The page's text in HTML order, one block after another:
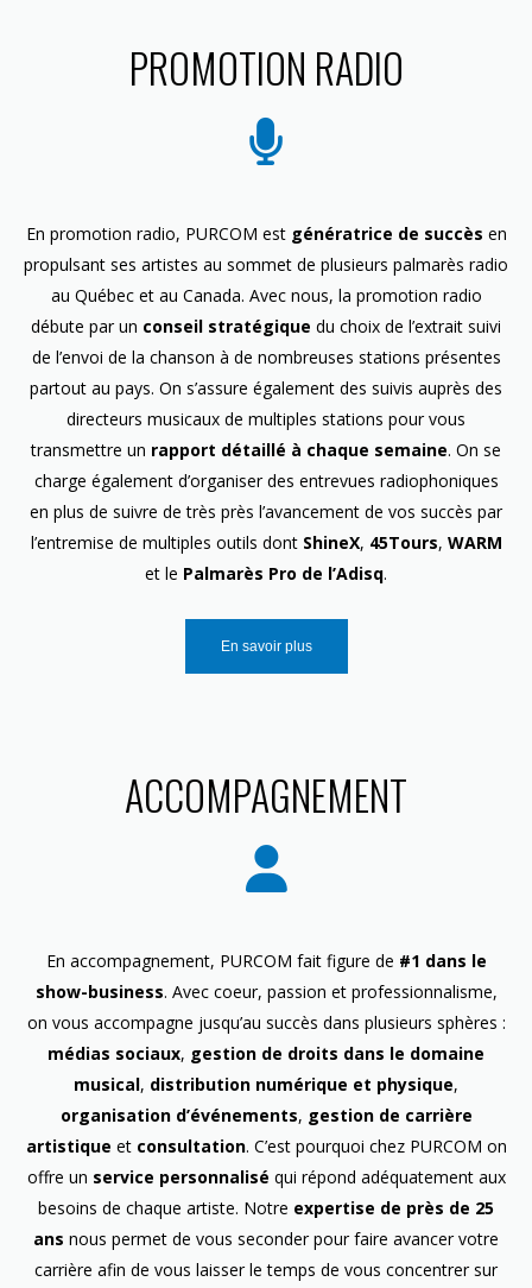
PROMOTION RADIO
En promotion radio, PURCOM est génératrice de succès en
propulsant ses artistes au sommet de plusieurs palmarès radio
au Québec et au Canada. Avec nous, la promotion radio
débute par un conseil stratégique du choix de l’extrait suivi
de l’envoi de la chanson à de nombreuses stations présentes
partout au pays. On s’assure également des suivis auprès des
directeurs musicaux de multiples stations pour vous
transmettre un rapport détaillé à chaque semaine. On se
charge également d’organiser des entrevues radiophoniques
en plus de suivre de très près l’avancement de vos succès par
l’entremise de multiples outils dont ShineX, 45Tours, WARM
et le Palmarès Pro de l’Adisq.
En savoir plus
ACCOMPAGNEMENT
En accompagnement, PURCOM fait figure de #1 dans le
show-business. Avec coeur, passion et professionnalisme,
on vous accompagne jusqu’au succès dans plusieurs sphères :
médias sociaux, gestion de droits dans le domaine
musical, distribution numérique et physique,
organisation d’événements, gestion de carrière
artistique etconsultation. C’est pourquoi chez PURCOM on
offre un service personnalisé qui répond adéquatement aux
besoins de chaque artiste. Notre expertise de près de 25
ans nous permet de vous seconder pour faire avancer votre
carrière afin de vous laisser le temps de vous concentrer sur